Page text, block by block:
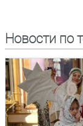
Новости по